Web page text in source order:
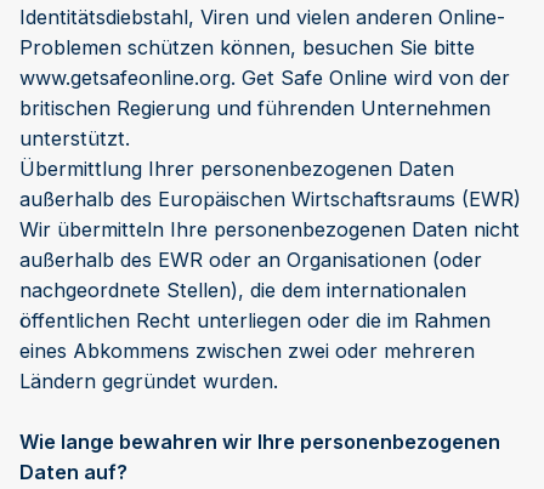
Identitätsdiebstahl, Viren und vielen anderen Online-
Problemen schützen können, besuchen Sie bitte
www.getsafeonline.org. Get Safe Online wird von der
britischen Regierung und führenden Unternehmen
unterstützt.
Übermittlung Ihrer personenbezogenen Daten
außerhalb des Europäischen Wirtschaftsraums (EWR)
Wir übermitteln Ihre personenbezogenen Daten nicht
außerhalb des EWR oder an Organisationen (oder
nachgeordnete Stellen), die dem internationalen
öffentlichen Recht unterliegen oder die im Rahmen
eines Abkommens zwischen zwei oder mehreren
Ländern gegründet wurden.
Wie lange bewahren wir Ihre personenbezogenen
Daten auf?